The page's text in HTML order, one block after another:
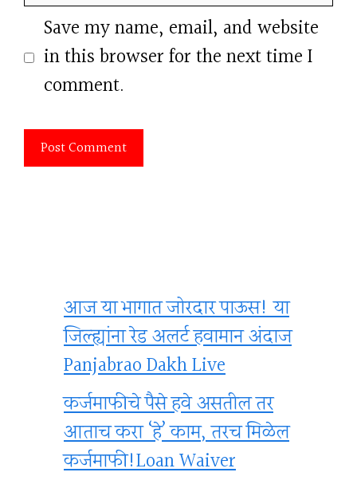
Save my name, email, and website
in this browser for the next time I
comment.
आज या भागात जोरदार पाऊस! या
जिल्ह्यांना रेड अलर्ट हवामान अंदाज
Panjabrao Dakh Live
कर्जमाफीचे पैसे हवे असतील तर
आताच करा ‘हे’ काम, तरच मिळेल
कर्जमाफी!Loan Waiver